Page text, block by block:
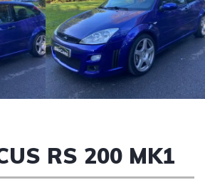
RS 200 MK1